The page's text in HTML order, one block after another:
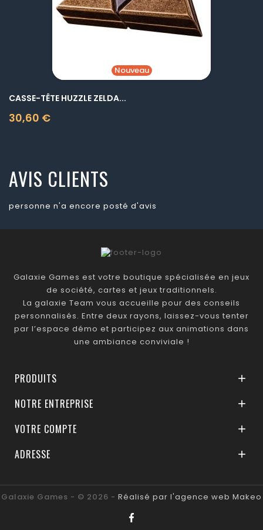
Nouveau
CASSE-TÊTE HUZZLE ZELDA...
30,60 €
Prix
AVIS CLIENTS
personne n'a encore posté d'avis
Galaxie Games est votre boutique spécialisée en jeux
de société, cartes et jeux traditionnels.
La galaxie Team vous accueille pour des conseils
personnalisés. Entre deux rayons, laissez-vous tenter
par l’espace démo et participez aux animations dans
une ambiance conviviale !
PRODUITS 
NOTRE ENTREPRISE 
VOTRE COMPTE 
ADRESSE 
Galaxie Games - © 2026 - Réalisé par l'agence web Makeo